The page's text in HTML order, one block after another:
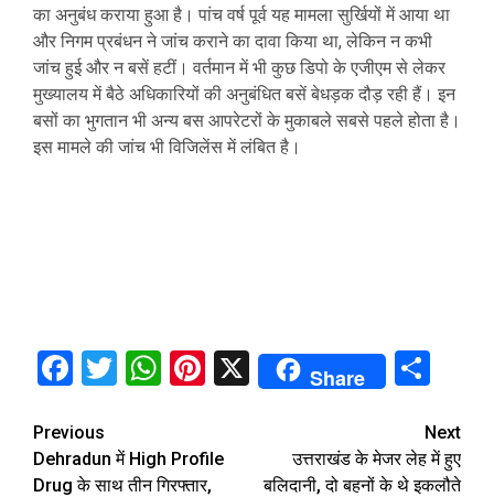
का अनुबंध कराया हुआ है। पांच वर्ष पूर्व यह मामला सुर्खियों में आया था
और निगम प्रबंधन ने जांच कराने का दावा किया था, लेकिन न कभी
जांच हुई और न बसें हटीं। वर्तमान में भी कुछ डिपो के एजीएम से लेकर
मुख्यालय में बैठे अधिकारियों की अनुबंधित बसें बेधड़क दौड़ रही हैं। इन
बसों का भुगतान भी अन्य बस आपरेटरों के मुकाबले सबसे पहले होता है।
इस मामले की जांच भी विजिलेंस में लंबित है।
Facebook
Twitter
WhatsApp
Pinterest
X Share
Continue
Reading
Previous
Dehradun में High Profile
Drug के साथ तीन गिरफ्तार,
Next
उत्तराखंड के मेजर लेह में हुए
बलिदानी, दो बहनों के थे इकलौते